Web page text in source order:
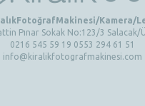
Kamera/
Pınar Sokak No:123/3 Salacak/
0216 545 59 19 0553 294 61 51
info@kiralikfotografmakinesi.com